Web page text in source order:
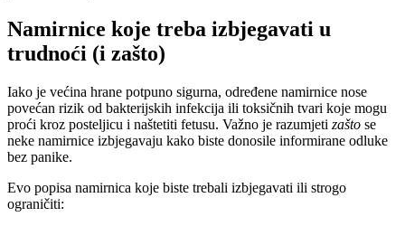
Namirnice koje treba izbjegavati u
trudnoći (i zašto)
Iako je većina hrane potpuno sigurna, određene namirnice nose
povećan rizik od bakterijskih infekcija ili toksičnih tvari koje mogu
proći kroz posteljicu i naštetiti fetusu. Važno je razumjeti zašto se
neke namirnice izbjegavaju kako biste donosile informirane odluke
bez panike.
Evo popisa namirnica koje biste trebali izbjegavati ili strogo
ograničiti: